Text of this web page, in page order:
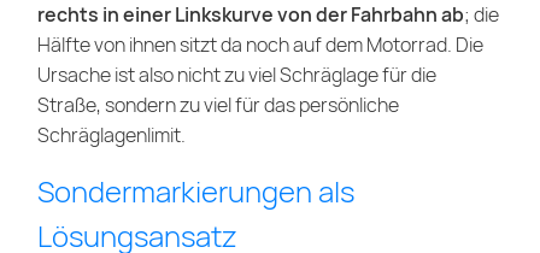
rechts in einer Linkskurve von der Fahrbahn ab; die
Hälfte von ihnen sitzt da noch auf dem Motorrad. Die
Ursache ist also nicht zu viel Schräglage für die
Straße, sondern zu viel für das persönliche
Schräglagenlimit.
Sondermarkierungen als
Lösungsansatz